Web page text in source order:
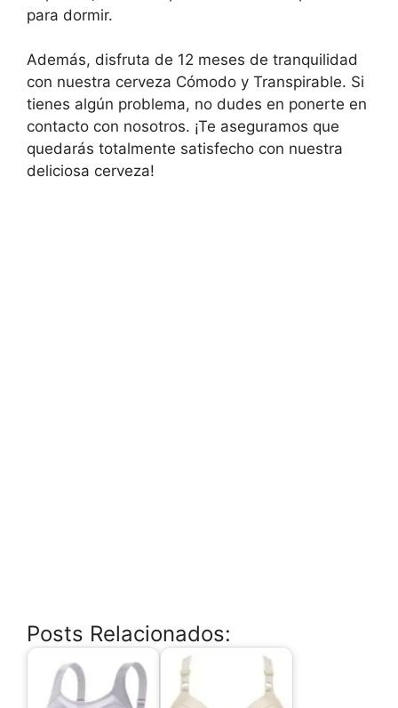
para dormir.
Además, disfruta de 12 meses de tranquilidad
con nuestra cerveza Cómodo y Transpirable. Si
tienes algún problema, no dudes en ponerte en
contacto con nosotros. ¡Te aseguramos que
quedarás totalmente satisfecho con nuestra
deliciosa cerveza!
Posts Relacionados: